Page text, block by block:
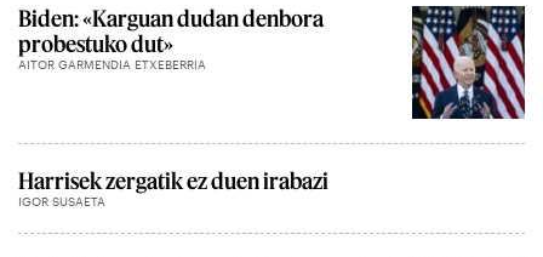
Biden: «Karguan dudan denbora
probestuko dut»
AITOR GARMENDIA ETXEBERRIA
Harrisek zergatik ez duen irabazi
IGOR SUSAETA